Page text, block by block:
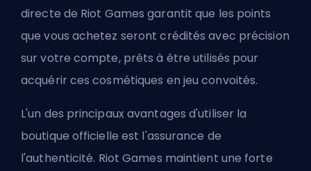
directe de Riot Games garantit que les points
que vous achetez seront crédités avec précision
sur votre compte, prêts à être utilisés pour
acquérir ces cosmétiques en jeu convoités.
L'un des principaux avantages d'utiliser la
boutique officielle est l'assurance de
l'authenticité. Riot Games maintient une forte